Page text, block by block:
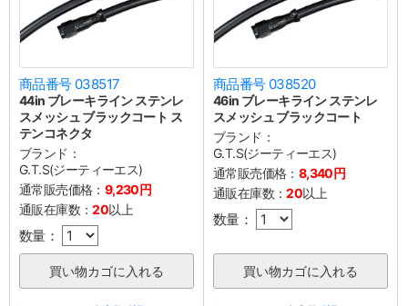
商品番号 038517
44in ブレーキライン ステンレ
スメッシュ ブラックコート ス
テンコネクタ
ブランド：
G.T.S(ジーティーエス)
通常販売価格： 9,230円
通販在庫数：20以上
数量：
商品番号 038520
46in ブレーキライン ステンレ
スメッシュ ブラックコート
ブランド：
G.T.S(ジーティーエス)
通常販売価格： 8,340円
通販在庫数：20以上
数量：